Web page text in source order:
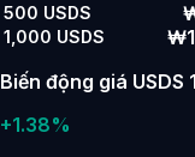
500 USDS
1,000 USDS
Biến động giá USDS
+1.38%